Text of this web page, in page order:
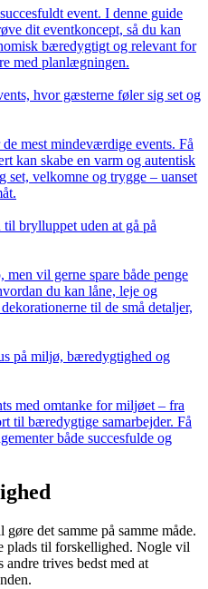
event. I denne guide
dit eventkoncept, så du kan
bæredygtigt og relevant for
med planlægningen.
hvor gæsterne føler sig set og
mest mindeværdige events. Få
kan skabe en varm og autentisk
velkomne og trygge – uanset
brylluppet uden at gå på
vil gerne spare både penge
du kan låne, leje og
til de små detaljer,
på miljø, bæredygtighed og
med omtanke for miljøet – fra
til bæredygtige samarbejder. Få
både succesfulde og
det samme på samme måde.
plads til forskellighed. Nogle vil
trives bedst med at